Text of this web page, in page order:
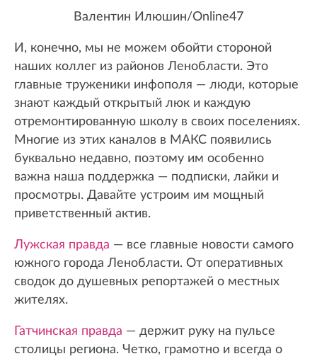
Валентин Илюшин/Online47
И, конечно, мы не можем обойти стороной
наших коллег из районов Ленобласти. Это
главные труженики инфополя — люди, которые
знают каждый открытый люк и каждую
отремонтированную школу в своих поселениях.
Многие из этих каналов в МАКС появились
буквально недавно, поэтому им особенно
важна наша поддержка — подписки, лайки и
просмотры. Давайте устроим им мощный
приветственный актив.
Лужская правда — все главные новости самого
южного города Ленобласти. От оперативных
сводок до душевных репортажей о местных
жителях.
Гатчинская правда — держит руку на пульсе
столицы региона. Четко, грамотно и всегда о